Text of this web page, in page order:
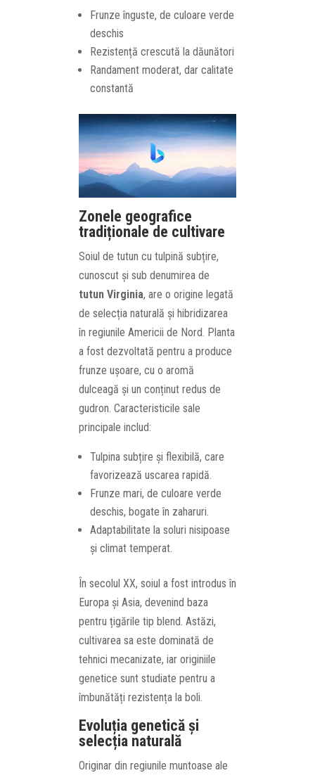
Frunze înguste, de culoare verde
deschis
Rezistență crescută la dăunători
Randament moderat, dar calitate
constantă
Zonele geografice
tradiționale de cultivare
Soiul de tutun cu tulpină subțire,
cunoscut și sub denumirea de
tutun Virginia, are o origine legată
de selecția naturală și hibridizarea
în regiunile Americii de Nord. Planta
a fost dezvoltată pentru a produce
frunze ușoare, cu o aromă
dulceagă și un conținut redus de
gudron. Caracteristicile sale
principale includ:
Tulpina subțire și flexibilă, care
favorizează uscarea rapidă.
Frunze mari, de culoare verde
deschis, bogate în zaharuri.
Adaptabilitate la soluri nisipoase
și climat temperat.
În secolul XX, soiul a fost introdus în
Europa și Asia, devenind baza
pentru țigările tip blend. Astăzi,
cultivarea sa este dominată de
tehnici mecanizate, iar originiile
genetice sunt studiate pentru a
îmbunătăți rezistența la boli.
Evoluția genetică și
selecția naturală
Originar din regiunile muntoase ale